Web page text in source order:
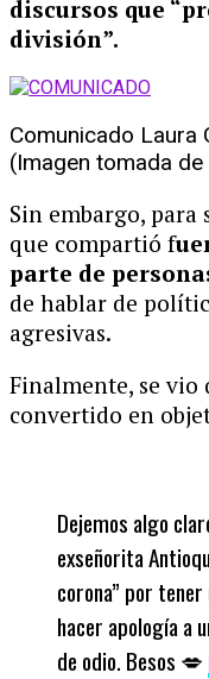
discursos que
división”.
Comunicado Laura
(Imagen tomada de
Sin embargo, para
que compartió f
parte de
de hablar de
agresivas.
Finalmente, se vio
convertido en
Dejemos algo
exseñorita
corona” por
hacer apología a
de odio. Besos 💋